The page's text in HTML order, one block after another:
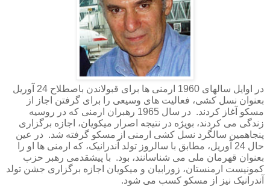
در اوایل سالهای 1960 ارمنی ها برای قبولاندن باصطلاح 24 آوریل
بعنوان نسل کشی، فعالیت های وسیعی را برای گرفتن اجاز از
مسکو آغاز کردند.
در سال 1965 رهبران ارمنی که در روسیه
زندگی می کردند، بویژه در نتیجه اصرار میکویان، اجازه برگزاری
پنجاهمین سالگرد نسل کشی ارمنی از مسکو گرفته شد. در عین
حال 24 آوریل، مطابق با سالروز تولد آندرانیک، که ارمنی ها او را
بعنوان قهرمان ملی می شناسانند، بود. با پیشقدمی رهبر حزب
کمونیست ارمنستان، زورابیان و میکویان اجازه برگزاری جشن تولد
آندرانیک نیز از مسکو کسب می شود.